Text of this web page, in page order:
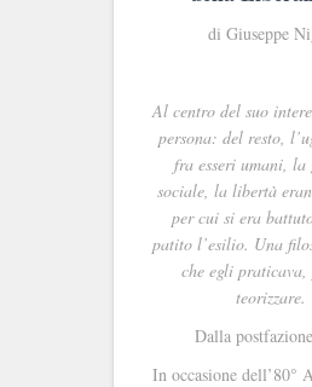
di Giuseppe
Al centro del suo
persona: del resto,
fra esseri umani, la
sociale, la libertà
per cui si era
patito l’esilio. Una
che egli praticava,
teorizzare.
Dalla
In occasione dell’80°